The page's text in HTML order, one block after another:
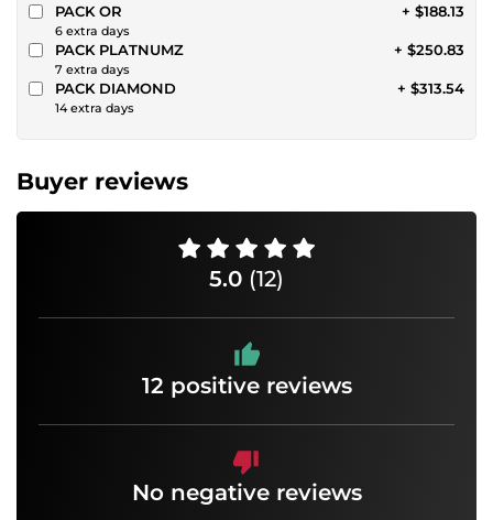
PACK OR
6 extra days
+ $188.13
PACK PLATNUMZ
7 extra days
+ $250.83
PACK DIAMOND
14 extra days
+ $313.54
Buyer reviews
5.0 (12)
12 positive reviews
No negative reviews